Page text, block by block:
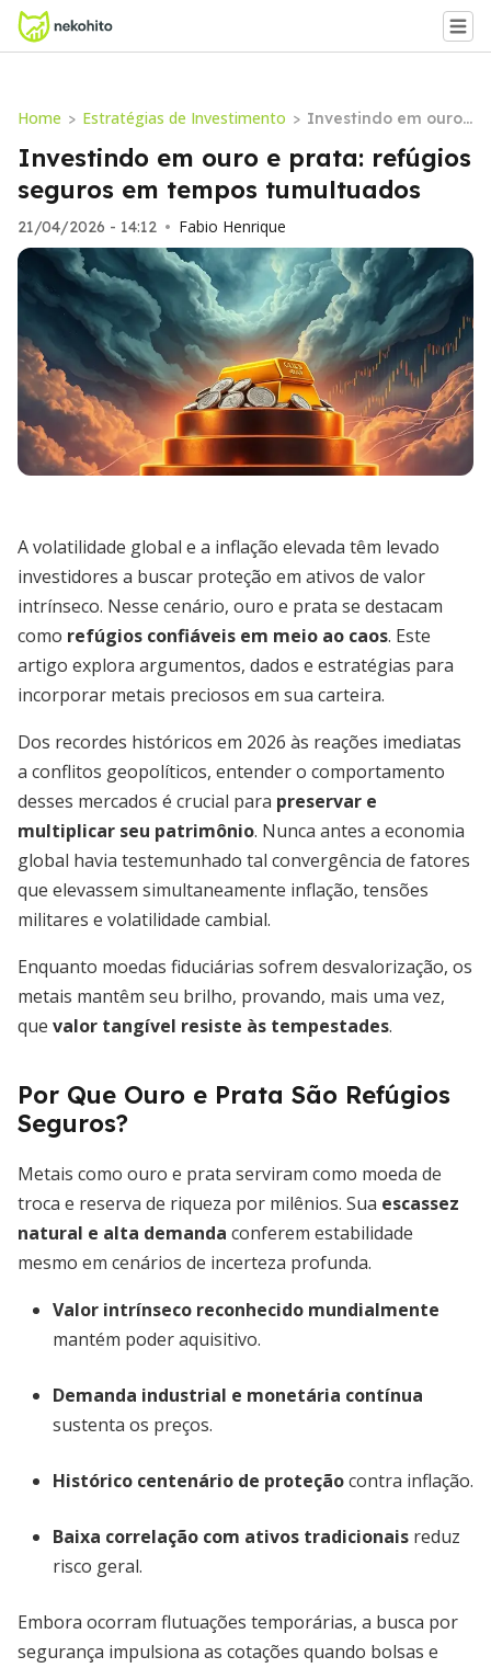
Home > Estratégias de Investimento > Investindo em ouro
e prata: refúgios seg
uros em tempos tum
ultuados
Investindo em ouro e prata: refúgios
seguros em tempos tumultuados
21/04/2026 - 14:12 • Fabio Henrique
A volatilidade global e a inflação elevada têm levado
investidores a buscar proteção em ativos de valor
intrínseco. Nesse cenário, ouro e prata se destacam
como refúgios confiáveis em meio ao caos. Este
artigo explora argumentos, dados e estratégias para
incorporar metais preciosos em sua carteira.
Dos recordes históricos em 2026 às reações imediatas
a conflitos geopolíticos, entender o comportamento
desses mercados é crucial para preservar e
multiplicar seu patrimônio. Nunca antes a economia
global havia testemunhado tal convergência de fatores
que elevassem simultaneamente inflação, tensões
militares e volatilidade cambial.
Enquanto moedas fiduciárias sofrem desvalorização, os
metais mantêm seu brilho, provando, mais uma vez,
que valor tangível resiste às tempestades.
Por Que Ouro e Prata São Refúgios
Seguros?
Metais como ouro e prata serviram como moeda de
troca e reserva de riqueza por milênios. Sua escassez
natural e alta demanda conferem estabilidade
mesmo em cenários de incerteza profunda.
Valor intrínseco reconhecido mundialmente
mantém poder aquisitivo.
Demanda industrial e monetária contínua
sustenta os preços.
Histórico centenário de proteçãocontra inflação.
Baixa correlação com ativos tradicionais reduz
risco geral.
Embora ocorram flutuações temporárias, a busca por
segurança impulsiona as cotações quando bolsas e